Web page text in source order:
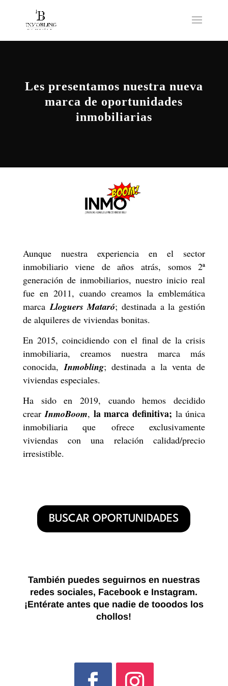
Les presentamos nuestra nueva
marca de oportunidades
inmobiliarias
Aunque nuestra experiencia en el sector
inmobiliario viene de años atrás, somos 2ª
generación de inmobiliarios, nuestro inicio real
fue en 2011, cuando creamos la emblemática
marcaLloguers Mataró; destinada a la gestión
de alquileres de viviendas bonitas.
En 2015, coincidiendo con el final de la crisis
inmobiliaria, creamos nuestra marca más
conocida,Inmobling; destinada a la venta de
viviendas especiales.
Ha sido en 2019, cuando hemos decidido
crearInmoBoom,la marca definitiva; la única
inmobiliaria que
ofrece exclusivamente
viviendas con una relación calidad/precio
irresistible.
BUSCAR OPORTUNIDADES
También puedes seguirnos en nuestras
redes sociales, Facebook e Instagram.
¡Entérate antes que nadie de tooodos los
chollos!